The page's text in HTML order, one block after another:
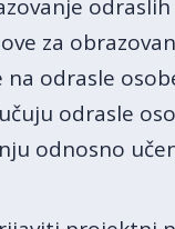
za
odrasle
odrasle
odnosno